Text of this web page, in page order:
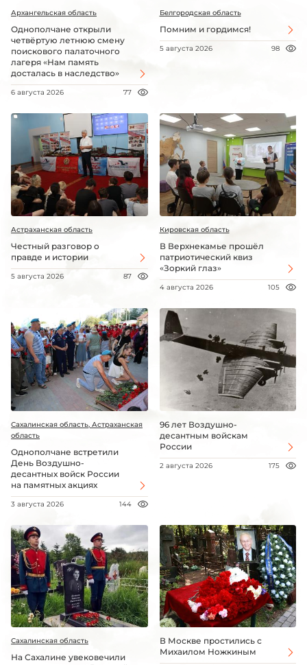
Архангельская область
Однополчане открыли
четвёртую летнюю смену
поискового палаточного
лагеря «Нам память
досталась в наследство»
6 августа 2026 77
Белгородская область
Помним и гордимся!
5 августа 2026 98
Астраханская область
Честный разговор о
правде и истории
5 августа 2026 87
Кировская область
В Верхнекамье прошёл
патриотический квиз
«Зоркий глаз»
4 августа 2026 105
Сахалинская область, Астраханская
область
Однополчане встретили
День Воздушно-
десантных войск России
на памятных акциях
3 августа 2026 144
96 лет Воздушно-
десантным войскам
России
2 августа 2026 175
Сахалинская область
На Сахалине увековечили
В Москве простились с
Михаилом Ножкиным